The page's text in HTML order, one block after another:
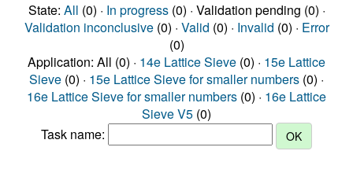
State: All (0) · In progress(0) · Validation pending (0) ·
Validation inconclusive(0) · Valid (0) · Invalid (0) · Error
(0)
Application: All (0) · 14e Lattice Sieve (0) · 15e Lattice
Sieve (0) · 15e Lattice Sieve for smaller numbers (0) ·
16e Lattice Sieve for smaller numbers (0) · 16e Lattice
Sieve V5 (0)
Task name: